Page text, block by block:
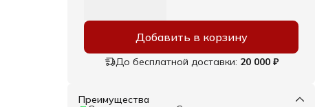
Добавить в корзину
До бесплатной доставки: 20 000 ₽
Преимущества